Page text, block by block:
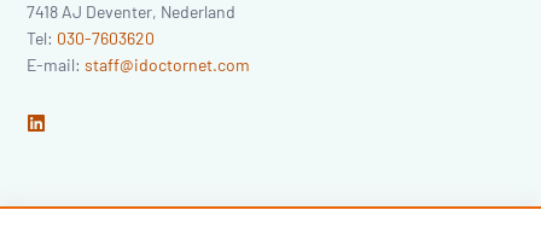
7418 AJ Deventer, Nederland
Tel: 030-7603620
E-mail:staff@idoctornet.com